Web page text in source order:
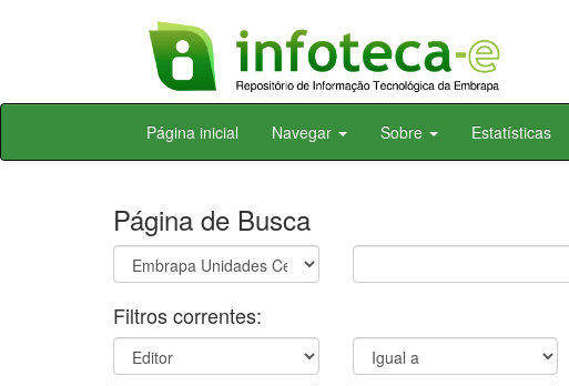
Skip
Página inicial Navegar Sobre Estatísticas
Página de Busca
Filtros correntes: